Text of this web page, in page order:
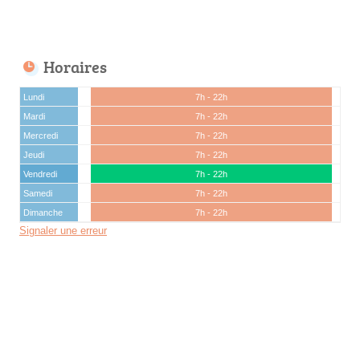
Horaires
Lundi
7h - 22h
Mardi
7h - 22h
Mercredi
7h - 22h
Jeudi
7h - 22h
Vendredi
7h - 22h
Samedi
7h - 22h
Dimanche
7h - 22h
Signaler une erreur